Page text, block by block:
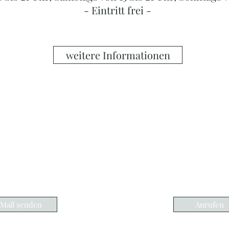
- Eintritt frei -
weitere Informationen
Mail senden Anrufen